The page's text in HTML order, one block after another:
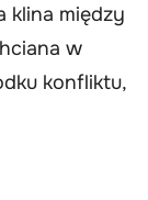
klina między
w
konfliktu,